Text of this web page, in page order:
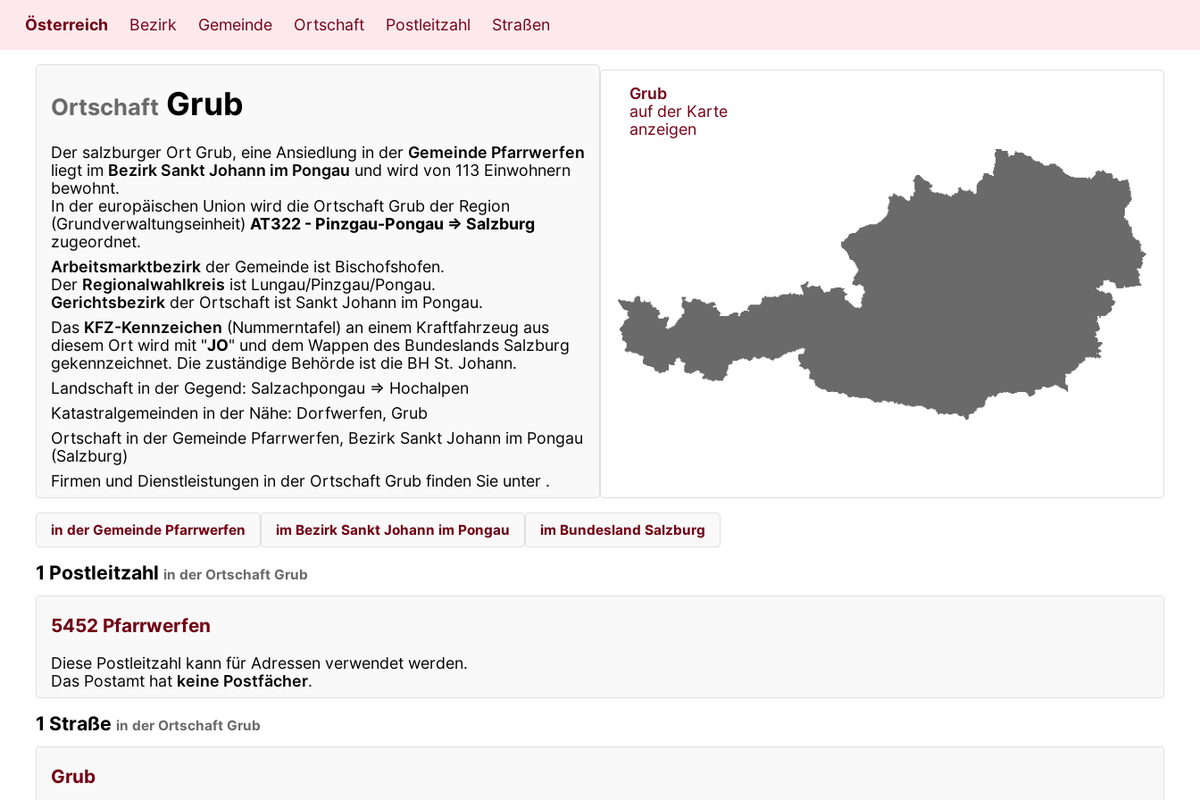
Österreich Bezirk Gemeinde Ortschaft Postleitzahl Straßen
Ortschaft Grub
Der salzburger Ort Grub, eine Ansiedlung in der Gemeinde Pfarrwerfen
liegt im Bezirk Sankt Johann im Pongau und wird von 113 Einwohnern
bewohnt.
In der europäischen Union wird die Ortschaft Grub der Region
(Grundverwaltungseinheit) AT322 - Pinzgau-Pongau ⇒ Salzburg
zugeordnet.
Arbeitsmarktbezirk der Gemeinde ist Bischofshofen.
Der Regionalwahlkreis ist Lungau/Pinzgau/Pongau.
Gerichtsbezirk der Ortschaft ist Sankt Johann im Pongau.
Das KFZ-Kennzeichen (Nummerntafel) an einem Kraftfahrzeug aus
diesem Ort wird mit "JO" und dem Wappen des Bundeslands Salzburg
gekennzeichnet. Die zuständige Behörde ist die BH St. Johann.
Landschaft in der Gegend: Salzachpongau ⇒ Hochalpen
Katastralgemeinden in der Nähe: Dorfwerfen, Grub
Ortschaft in der Gemeinde Pfarrwerfen, Bezirk Sankt Johann im Pongau
(Salzburg)
Firmen und Dienstleistungen in der Ortschaft Grub finden Sie unter .
Grub
auf der Karte
anzeigen
in der Gemeinde Pfarrwerfen im Bezirk Sankt Johann im Pongau im Bundesland Salzburg
1 Postleitzahl in der Ortschaft Grub
5452 Pfarrwerfen
Diese Postleitzahl kann für Adressen verwendet werden.
Das Postamt hat keine Postfächer.
1 Straße in der Ortschaft Grub
Grub